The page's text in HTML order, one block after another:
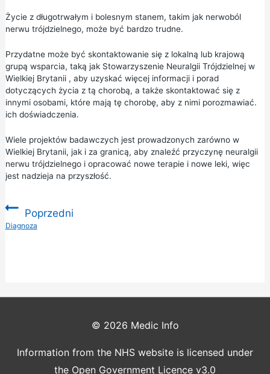
Życie z długotrwałym i bolesnym stanem, takim jak nerwoból
nerwu trójdzielnego, może być bardzo trudne.
Przydatne może być skontaktowanie się z lokalną lub krajową
grupą wsparcia, taką jak Stowarzyszenie Neuralgii Trójdzielnej w
Wielkiej Brytanii, aby uzyskać więcej informacji i porad
dotyczących życia z tą chorobą, a także skontaktować się z
innymi osobami, które mają tę chorobę, aby z nimi porozmawiać.
ich doświadczenia.
Wiele projektów badawczych jest prowadzonych zarówno w
Wielkiej Brytanii, jak i za granicą, aby znaleźć przyczynę neuralgii
nerwu trójdzielnego i opracować nowe terapie i nowe leki, więc
jest nadzieja na przyszłość.
Poprzedni
:Diagnoza
© 2026 Medic Info
Information from the NHS website is licensed under
the Open Government Licence v3.0